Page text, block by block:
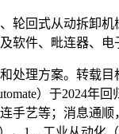
回式从动拆卸机
件、毗连器、
理方案。转载目
）于2024年
手艺等；消息通